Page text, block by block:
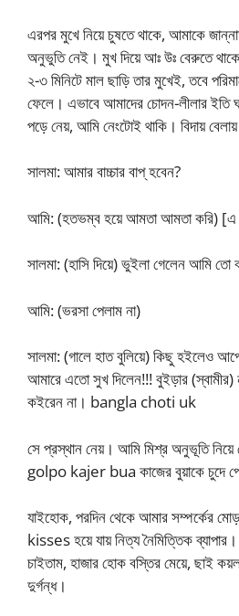
এরপর মুখে নিয়ে চুষতে থাকে, আমাকে
অনুভুতি নেই। মুখ দিয়ে আঃ উঃ বেরুতে
২-৩ মিনিটে মাল ছাড়ি তার মুখেই, তবে
ফেলে। এভাবে আমাদের চোদন-লীলার ইতি
পড়ে নেয়, আমি নেংটোই থাকি। বিদায়
সালমা: আমার বাচ্চার বাপ্ হবেন?
আমি: (হতভম্ব হয়ে আমতা আমতা করি) [এ
সালমা: (হাসি দিয়ে) ভুইলা গেলেন আমি তো
আমি: (ভরসা পেলাম না)
সালমা: (গালে হাত বুলিয়ে) কিছু হইলেও
আমারে এতো সুখ দিলেন!!! বুইড়ার (স্বামীর)
কইরেন না। bangla choti uk
সে প্রস্থান নেয়। আমি মিশ্র অনুভূতি
golpo kajer bua কাজের বুয়াকে চুদে
যাইহোক, পরদিন থেকে আমার সম্পর্কের
kisses হয়ে যায় নিত্য নৈমিত্তিক
চাইতাম, হাজার হোক বস্তির মেয়ে, ছাই
দুর্গন্ধ।